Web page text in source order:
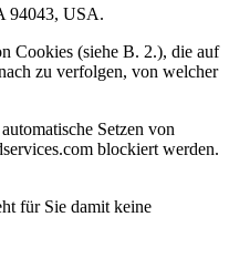
94043, USA.
Cookies (siehe B. 2.), die auf
zu verfolgen, von welcher
Setzen von
blockiert werden.
für Sie damit keine